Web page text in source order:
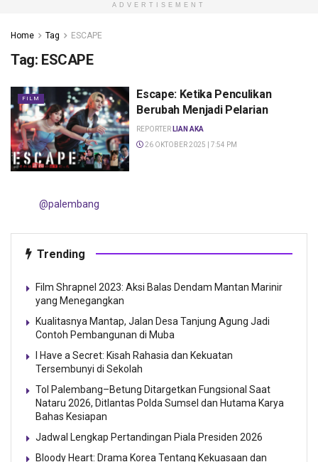
ADVERTISEMENT
Home Tag ESCAPE
Tag: ESCAPE
FILM
Escape: Ketika Penculikan
Berubah Menjadi Pelarian
REPORTER LIAN AKA
26 OKTOBER 2025 | 7:54 PM
@palembang
Trending
Film Shrapnel 2023: Aksi Balas Dendam Mantan Marinir
yang Menegangkan
Kualitasnya Mantap, Jalan Desa Tanjung Agung Jadi
Contoh Pembangunan di Muba
I Have a Secret: Kisah Rahasia dan Kekuatan
Tersembunyi di Sekolah
Tol Palembang–Betung Ditargetkan Fungsional Saat
Nataru 2026, Ditlantas Polda Sumsel dan Hutama Karya
Bahas Kesiapan
Jadwal Lengkap Pertandingan Piala Presiden 2026
Bloody Heart: Drama Korea Tentang Kekuasaan dan